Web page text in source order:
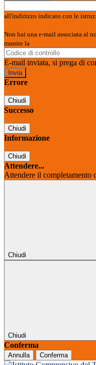
all'indirizzo indicato con le
Non hai una e-mail associata al
tramite la
E-mail inviata, si prega di
Errore
Chiudi
Successo
Chiudi
Informazione
Chiudi
Attendere...
Attendere il completamento
Chiudi
Chiudi
Conferma
Annulla Conferma